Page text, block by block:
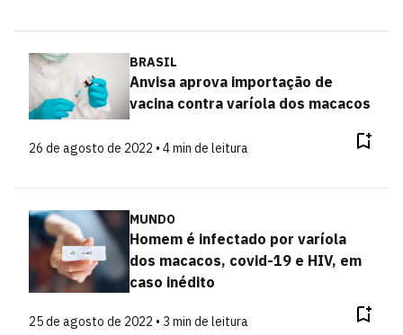
BRASIL
Anvisa aprova importação de
vacina contra varíola dos macacos
26 de agosto de 2022 • 4 min de leitura
MUNDO
Homem é infectado por varíola
dos macacos, covid-19 e HIV, em
caso inédito
25 de agosto de 2022 • 3 min de leitura